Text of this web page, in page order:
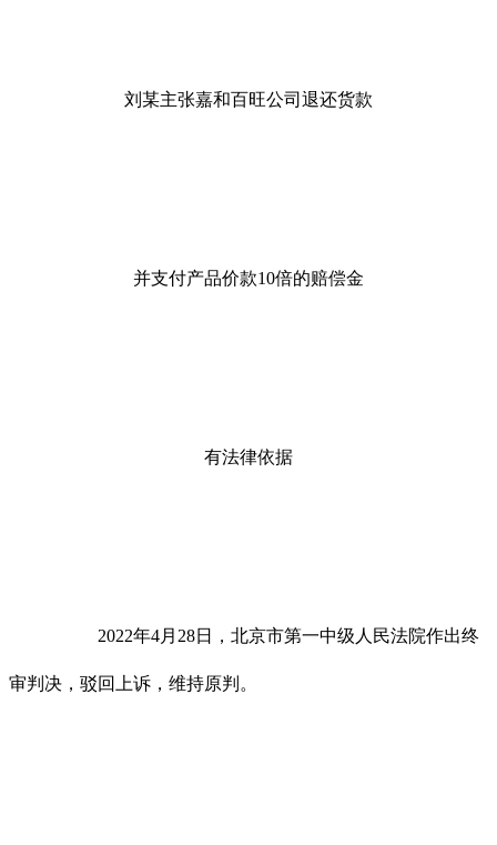
刘某主张嘉和百旺公司退还货款
并支付产品价款10倍的赔偿金
有法律依据
2022年4月28日，北京市第一中级人民法院作出终
审判决，驳回上诉，维持原判。